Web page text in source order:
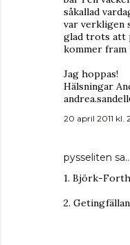
såkallad
var verkligen
glad trots att
kommer fram
Jag hoppas!
Hälsningar
20 april 2011 kl.
pysseliten sa…
1. Björk-Forth
2.